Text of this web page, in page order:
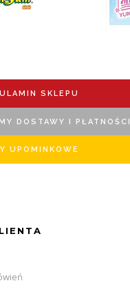
SKLEPU
DOSTAWY I PŁATNOŚCI
UPOMINKOWE